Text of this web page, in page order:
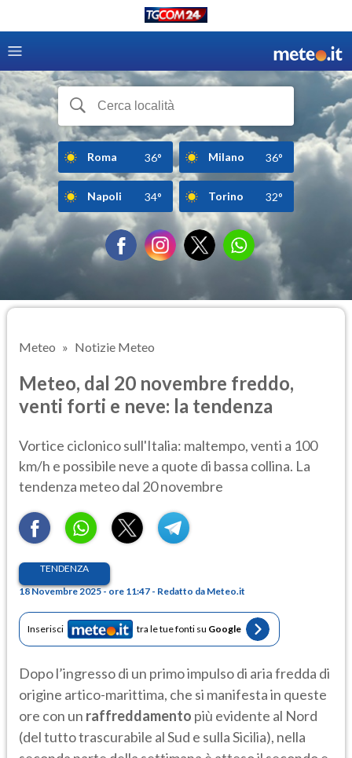
Roma 36° Milano 36°
Napoli 34° Torino 32°
Meteo Notizie Meteo
Meteo, dal 20 novembre freddo,
venti forti e neve: la tendenza
Vortice ciclonico sull'Italia: maltempo, venti a 100
km/h e possibile neve a quote di bassa collina. La
tendenza meteo dal 20 novembre
TENDENZA
18 Novembre 2025 - ore 11:47 - Redatto da Meteo.it
Inserisci tra le tue fonti su Google
Dopo l’ingresso di un primo impulso di aria fredda di
origine artico-marittima, che si manifesta in queste
ore con un raffreddamento più evidente al Nord
(del tutto trascurabile al Sud e sulla Sicilia), nella